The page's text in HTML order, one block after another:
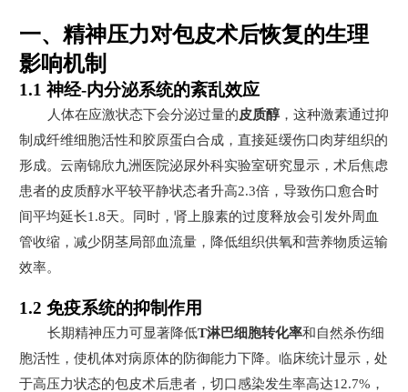
一、精神压力对包皮术后恢复的生理
影响机制
1.1 神经-内分泌系统的紊乱效应
人体在应激状态下会分泌过量的皮质醇，这种激素通过抑
制成纤维细胞活性和胶原蛋白合成，直接延缓伤口肉芽组织的
形成。云南锦欣九洲医院泌尿外科实验室研究显示，术后焦虑
患者的皮质醇水平较平静状态者升高2.3倍，导致伤口愈合时
间平均延长1.8天。同时，肾上腺素的过度释放会引发外周血
管收缩，减少阴茎局部血流量，降低组织供氧和营养物质运输
效率。
1.2 免疫系统的抑制作用
长期精神压力可显著降低T淋巴细胞转化率和自然杀伤细
胞活性，使机体对病原体的防御能力下降。临床统计显示，处
于高压力状态的包皮术后患者，切口感染发生率高达12.7%，